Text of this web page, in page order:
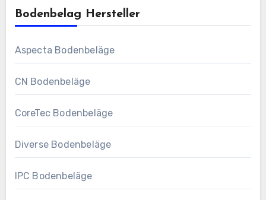
Bodenbelag Hersteller
Aspecta Bodenbeläge
CN Bodenbeläge
CoreTec Bodenbeläge
Diverse Bodenbeläge
IPC Bodenbeläge